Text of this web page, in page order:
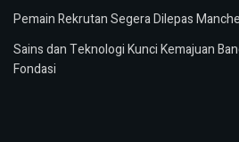
Pemain Rekrutan Segera Dilepas
Sains dan Teknologi Kunci Kemajuan
Fondasi